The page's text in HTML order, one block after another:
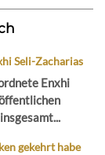
Seli-Zacharias
Enxhi
gekehrt habe